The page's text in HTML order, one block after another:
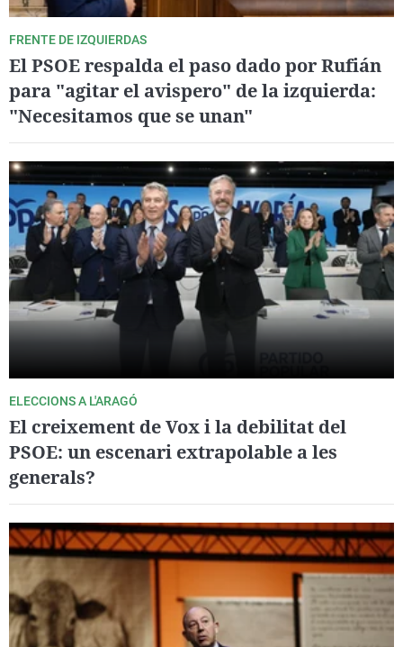
FRENTE DE IZQUIERDAS
El PSOE respalda el paso dado por Rufián
para "agitar el avispero" de la izquierda:
"Necesitamos que se unan"
ELECCIONS A L'ARAGÓ
El creixement de Vox i la debilitat del
PSOE: un escenari extrapolable a les
generals?